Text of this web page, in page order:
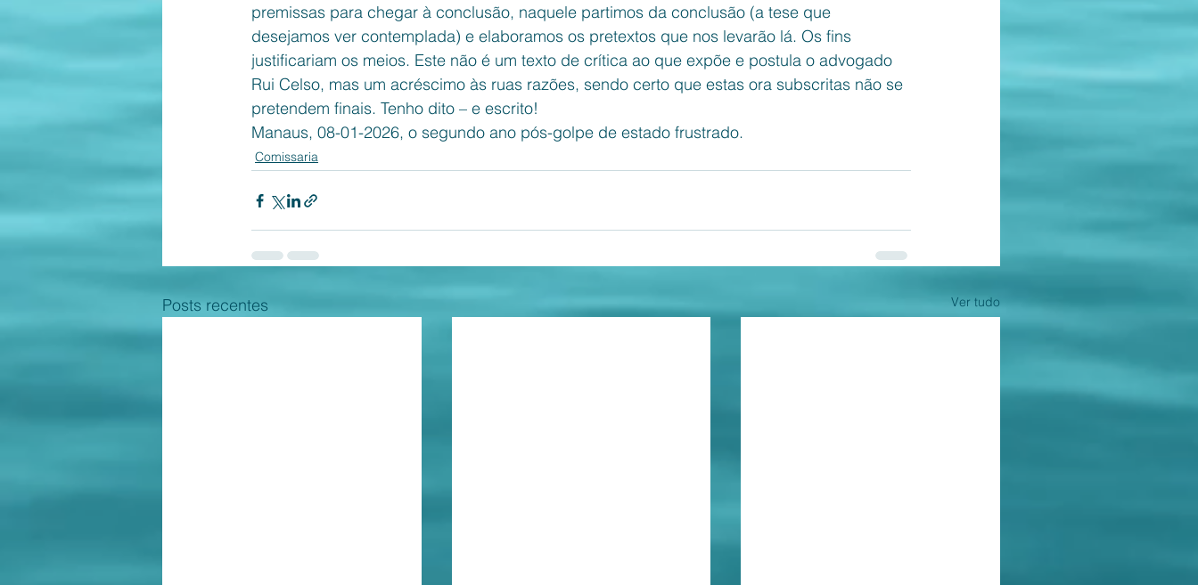
premissas para chegar à conclusão, naquele partimos da conclusão (a tese que
desejamos ver contemplada) e elaboramos os pretextos que nos levarão lá. Os fins
justificariam os meios. Este não é um texto de crítica ao que expõe e postula o advogado
Rui Celso, mas um acréscimo às ruas razões, sendo certo que estas ora subscritas não se
pretendem finais. Tenho dito – e escrito!
Manaus, 08-01-2026, o segundo ano pós-golpe de estado frustrado.
Comissaria
Posts recentes Ver tudo